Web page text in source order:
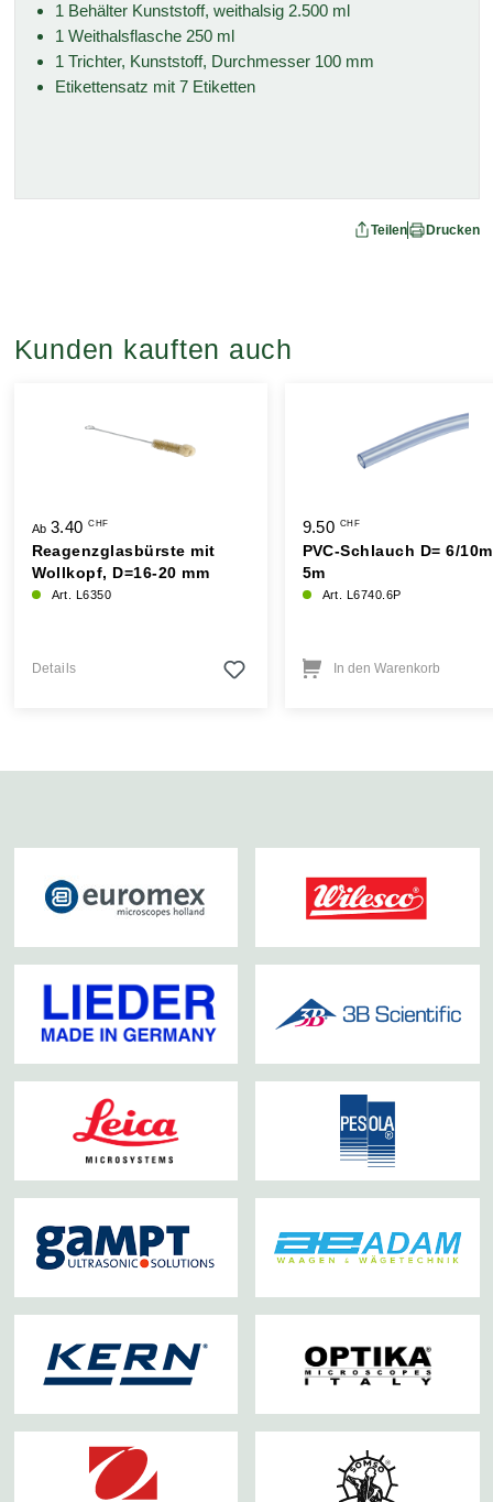
1 Behälter Kunststoff, weithalsig 2.500 ml
1 Weithalsflasche 250 ml
1 Trichter, Kunststoff, Durchmesser 100 mm
Etikettensatz mit 7 Etiketten
Teilen Drucken
Kunden kauften auch
Ab 3.40CHF
Reagenzglasbürste mit
Wollkopf, D=16-20 mm
Art. L6350
Details
9.50 CHF
PVC-Schlauch D= 6/
5m
Art. L6740.6P
In den Warenkorb